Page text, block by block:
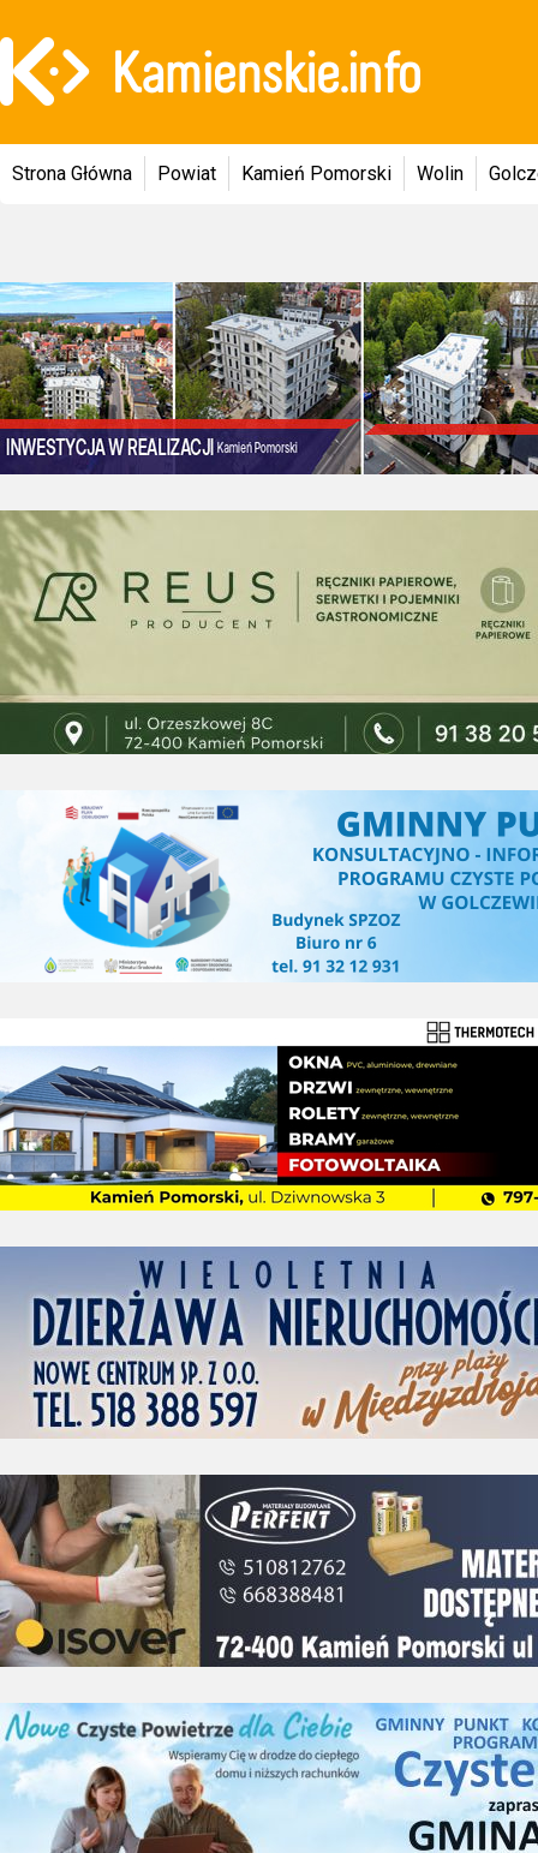
Strona Główna Powiat Kamień Pomorski Wolin